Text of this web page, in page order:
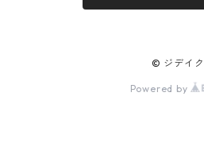
© ジデイク
Powered by